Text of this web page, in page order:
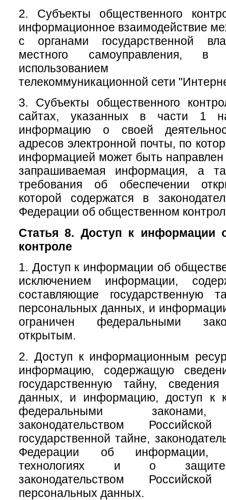
2. Субъекты общественного
информационное взаимодействие
с органами государственной
местного
использованием
телекоммуникационной сети
3. Субъекты общественного
сайтах, указанных в части 1
информацию о своей
адресов электронной почты, по
информацией может быть направлен
запрашиваемая информация, а
требования об обеспечении
которой содержатся в
Федерации об общественном
Статья 8. Доступ к информации
контроле
1. Доступ к информации об
исключением информации,
составляющие государственную
персональных данных, и
ограничен федеральными
открытым.
2. Доступ к информационным
информацию, содержащую
государственную тайну,
данных, и информацию, доступ к
федеральными законами,
законодательством
государственной тайне,
Федерации об информации,
технологиях и о защите
законодательством
персональных данных.